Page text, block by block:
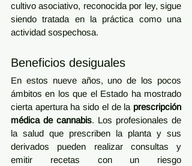
cultivo asociativo, reconocida por ley, sigue
siendo tratada en la práctica como una
actividad sospechosa.
Beneficios desiguales
En estos nueve años, uno de los pocos
ámbitos en los que el Estado ha mostrado
cierta apertura ha sido el de la prescripción
médica de cannabis. Los profesionales de
la salud que prescriben la planta y sus
derivados pueden realizar consultas y
emitir recetas con un riesgo